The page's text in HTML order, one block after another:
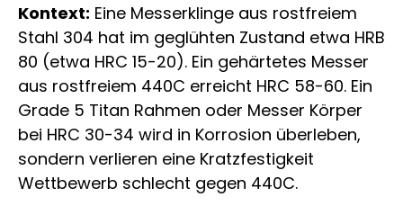
Kontext: Eine Messerklinge aus rostfreiem
Stahl 304 hat im geglühten Zustand etwa HRB
80 (etwa HRC 15-20). Ein gehärtetes Messer
aus rostfreiem 440C erreicht HRC 58-60. Ein
Grade 5 Titan Rahmen oder Messer Körper
bei HRC 30-34 wird in Korrosion überleben,
sondern verlieren eine Kratzfestigkeit
Wettbewerb schlecht gegen 440C.